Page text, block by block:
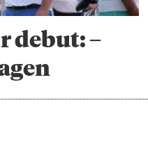
debut: –